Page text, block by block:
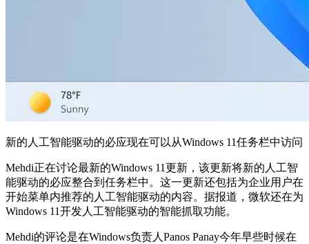
新的人工智能驱动的必应现在可以从Windows 11任务栏中访问
Mehdi正在讨论最新的Windows 11更新，该更新将新的人工智
能驱动的必应整合到任务栏中。这一更新还包括为企业用户在
开始菜单内推荐的人工智能驱动的内容。据报道，微软还在为
Windows 11开发人工智能驱动的智能抓取功能。
Mehdi的评论是在Windows负责人Panos Panay今年早些时候在